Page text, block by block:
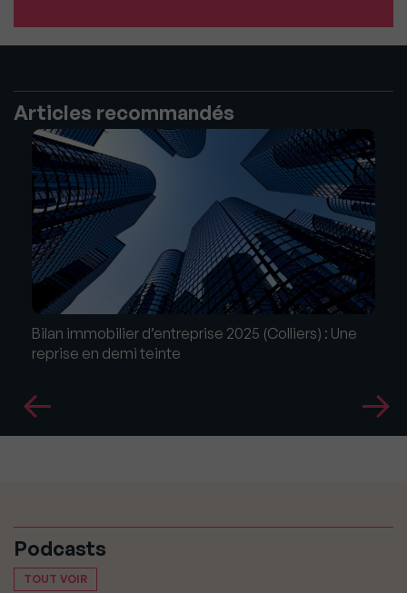
Articles recommandés
Bilan immobilier d’entreprise 2025 (Colliers) : Une
reprise en demi teinte
Podcasts
TOUT VOIR